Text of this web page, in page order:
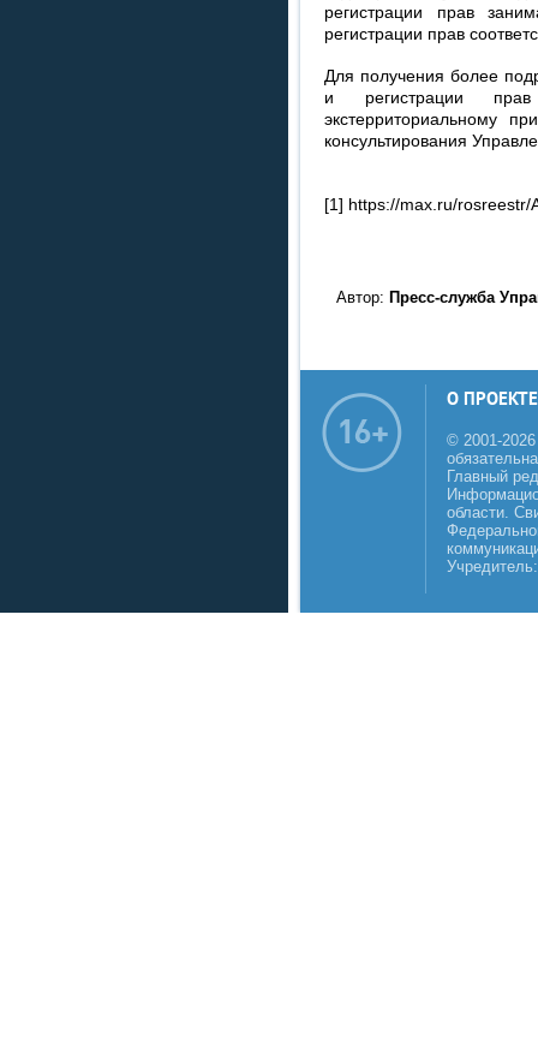
регистрации прав
регистрации прав
Для получения более
и регистрации
экстерриториальному
консультирования
[1] https://max.ru/rosreestr/
Автор: Пресс-служба
О ПРОЕКТЕ
© 2001-
Главный
области.